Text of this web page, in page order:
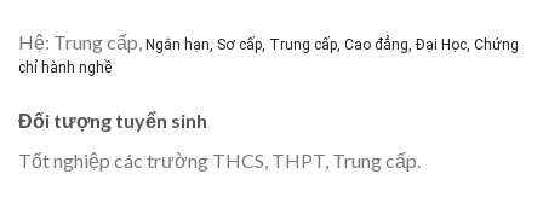
Hệ: Trung cấp, Ngắn hạn, Sơ cấp, Trung cấp, Cao đẳng, Đại Học, Chứng
chỉ hành nghề
Đối tượng tuyển sinh
Tốt nghiệp các trường THCS, THPT, Trung cấp.